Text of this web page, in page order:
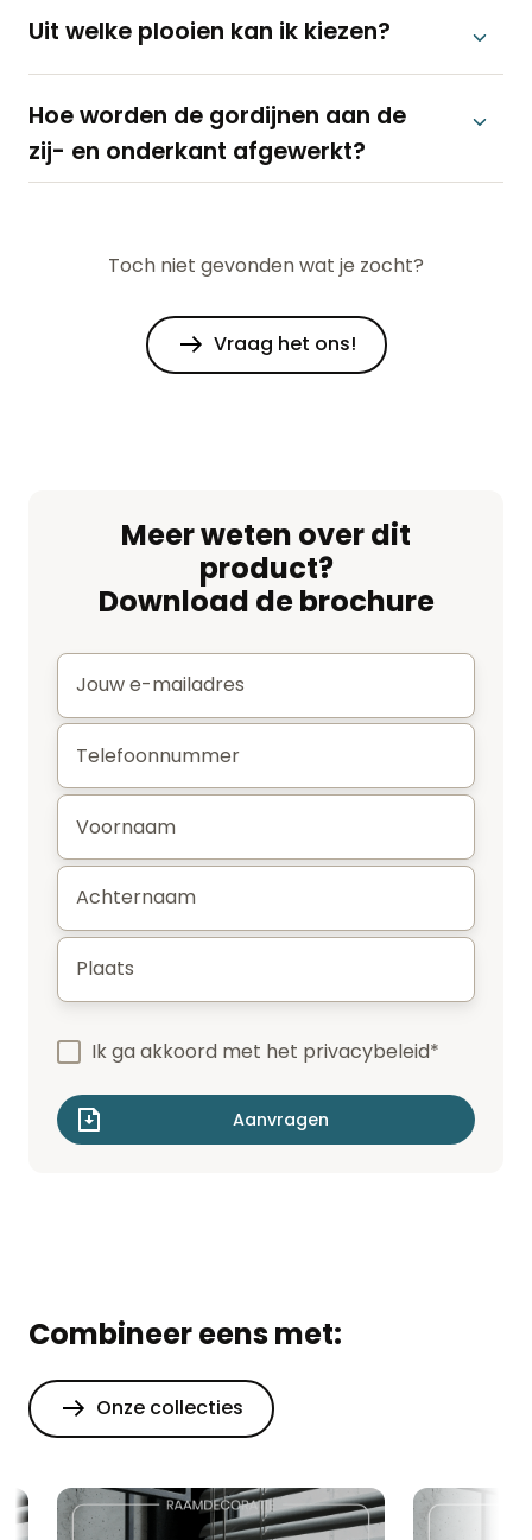
Uit welke plooien kan ik kiezen?
Hoe worden de gordijnen aan de
zij- en onderkant afgewerkt?
Toch niet gevonden wat je zocht?
Vraag het ons!
Meer weten over dit
product?
Download de brochure
E-
mail*
Telefoonnummer
Voornaam
Achternaam
Plaats
Ik ga akkoord met het privacybeleid*
Combineer eens met:
Onze collecties